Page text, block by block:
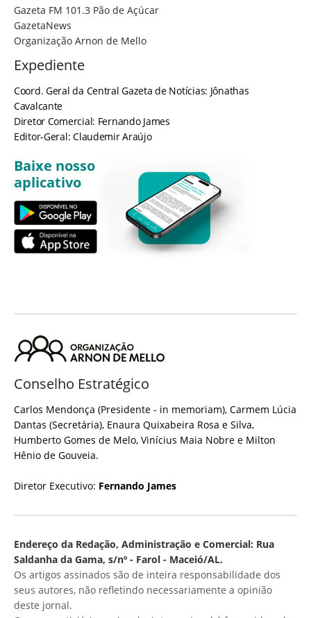
Gazeta FM 101.3 Pão de Açúcar
GazetaNews
Organização Arnon de Mello
Expediente
Coord. Geral da Central Gazeta de Notícias: Jônathas
Cavalcante
Diretor Comercial: Fernando James
Editor-Geral: Claudemir Araújo
Baixe nosso
aplicativo
Conselho Estratégico
Carlos Mendonça (Presidente - in memoriam), Carmem Lúcia
Dantas (Secretária), Enaura Quixabeira Rosa e Silva,
Humberto Gomes de Melo, Vinícius Maia Nobre e Milton
Hênio de Gouveia.
Diretor Executivo: Fernando James
Endereço da Redação, Administração e Comercial: Rua
Saldanha da Gama, s/nº - Farol - Maceió/AL.
Os artigos assinados são de inteira responsabilidade dos
seus autores, não refletindo necessariamente a opinião
deste jornal.